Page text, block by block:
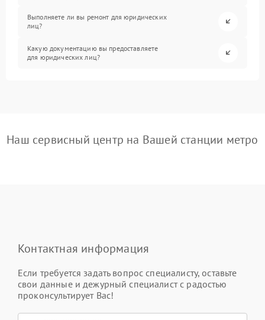
Выполняете ли вы ремонт для юридических
лиц?
Какую документацию вы предоставляете
для юридических лиц?
Наш сервисный центр на Вашей станции метро
Контактная информация
Если требуется задать вопрос специалисту, оставьте
свои данные и дежурный специалист с радостью
проконсультирует Вас!